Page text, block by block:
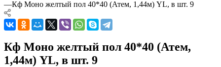
—Кф Моно желтый пол 40*40 (Атем, 1,44м) YL, в шт. 9
Кф Моно желтый пол 40*40 (Атем,
1,44м) YL, в шт. 9